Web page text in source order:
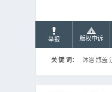
举报 版权申诉
关 键 词： 沐浴 瓶盖